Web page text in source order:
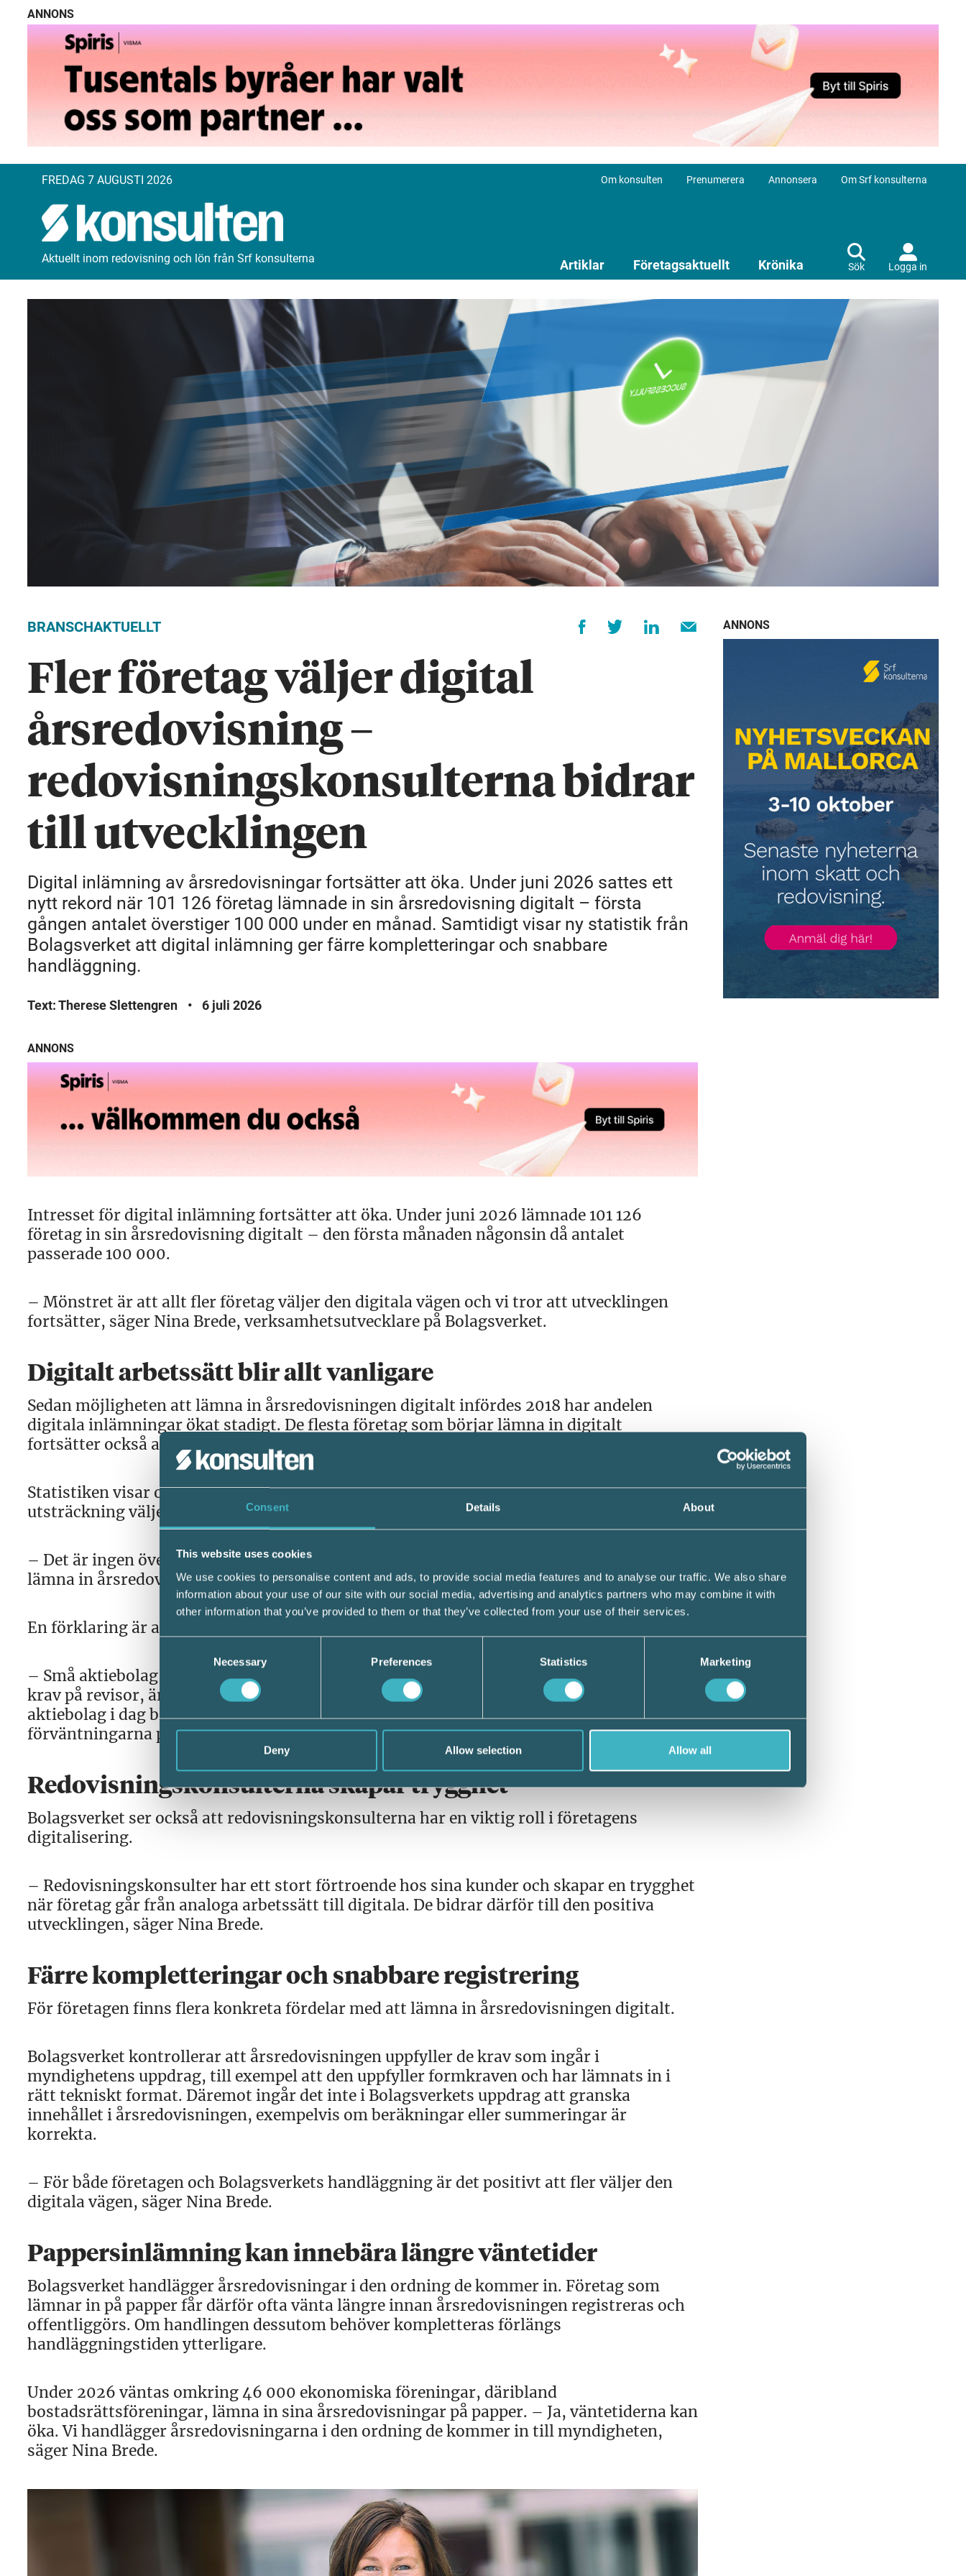
Consent Details About
This website uses cookies
We use cookies to personalise content and ads, to provide social media features and to analyse our traffic. We also share
information about your use of our site with our social media, advertising and analytics partners who may combine it with
other information that you’ve provided to them or that they’ve collected from your use of their services.
Necessary Preferences Statistics Marketing
Deny Allow selection Allow all
ANNONS
FREDAG 7 AUGUSTI 2026 Om konsulten Prenumerera Annonsera Om Srf konsulterna
Aktuellt inom redovisning och lön från Srf konsulterna Artiklar Företagsaktuellt Krönika Sök Logga in
BRANSCHAKTUELLT
Fler företag väljer digital
årsredovisning –
redovisningskonsulterna bidrar
till utvecklingen
Digital inlämning av årsredovisningar fortsätter att öka. Under juni 2026 sattes ett
nytt rekord när 101 126 företag lämnade in sin årsredovisning digitalt – första
gången antalet överstiger 100 000 under en månad. Samtidigt visar ny statistik från
Bolagsverket att digital inlämning ger färre kompletteringar och snabbare
handläggning.
Text: Therese Slettengren • 6 juli 2026
ANNONS
Intresset för digital inlämning fortsätter att öka. Under juni 2026 lämnade 101 126
företag in sin årsredovisning digitalt – den första månaden någonsin då antalet
passerade 100 000.
– Mönstret är att allt fler företag väljer den digitala vägen och vi tror att utvecklingen
fortsätter, säger Nina Brede, verksamhetsutvecklare på Bolagsverket.
Digitalt arbetssätt blir allt vanligare
Sedan möjligheten att lämna in årsredovisningen digitalt infördes 2018 har andelen
digitala inlämningar ökat stadigt. De flesta företag som börjar lämna in digitalt
fortsätter också att göra det kommande år.
Statistiken visar också att aktiebolag med lägre omsättning och färre anställda i större
utsträckning väljer digital inlämning än större och mer komplexa företag.
– Det är ingen överraskning för oss. Det har sett ut så ända sedan det blev möjligt att
lämna in årsredovisningen digitalt 2018, säger Nina Brede.
En förklaring är att många nya aktiebolag väljer digitala arbetssätt redan från start.
– Små aktiebolag med lägre komplexitet, exempelvis få personer i styrelsen och utan
krav på revisor, är mer benägna att välja den digitala vägen. De flesta som startar
aktiebolag i dag blir digitala direkt och bygger sina rutiner utifrån det. Samtidigt ökar
förväntningarna på att kunna sköta sina ärenden digitalt. Det är en naturlig utveckling.
Redovisningskonsulterna skapar trygghet
Bolagsverket ser också att redovisningskonsulterna har en viktig roll i företagens
digitalisering.
– Redovisningskonsulter har ett stort förtroende hos sina kunder och skapar en trygghet
när företag går från analoga arbetssätt till digitala. De bidrar därför till den positiva
utvecklingen, säger Nina Brede.
Färre kompletteringar och snabbare registrering
För företagen finns flera konkreta fördelar med att lämna in årsredovisningen digitalt.
Bolagsverket kontrollerar att årsredovisningen uppfyller de krav som ingår i
myndighetens uppdrag, till exempel att den uppfyller formkraven och har lämnats in i
rätt tekniskt format. Däremot ingår det inte i Bolagsverkets uppdrag att granska
innehållet i årsredovisningen, exempelvis om beräkningar eller summeringar är
korrekta.
– För både företagen och Bolagsverkets handläggning är det positivt att fler väljer den
digitala vägen, säger Nina Brede.
Pappersinlämning kan innebära längre väntetider
Bolagsverket handlägger årsredovisningar i den ordning de kommer in. Företag som
lämnar in på papper får därför ofta vänta längre innan årsredovisningen registreras och
offentliggörs. Om handlingen dessutom behöver kompletteras förlängs
handläggningstiden ytterligare.
Under 2026 väntas omkring 46 000 ekonomiska föreningar, däribland
bostadsrättsföreningar, lämna in sina årsredovisningar på papper. – Ja, väntetiderna kan
öka. Vi handlägger årsredovisningarna i den ordning de kommer in till myndigheten,
säger Nina Brede.
ANNONS